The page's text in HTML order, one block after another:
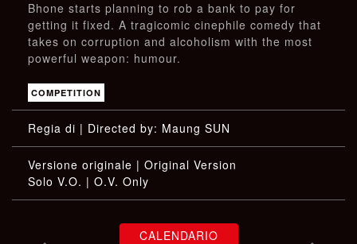
Bhone starts planning to rob a bank to pay for
getting it fixed. A tragicomic cinephile comedy that
takes on corruption and alcoholism with the most
powerful weapon: humour.
COMPETITION
: Maung SUN
CALENDARIO